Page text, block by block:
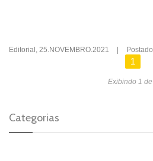
Editorial , 25.NOVEMBRO.2021
1
Exibindo 1 de
Categorias